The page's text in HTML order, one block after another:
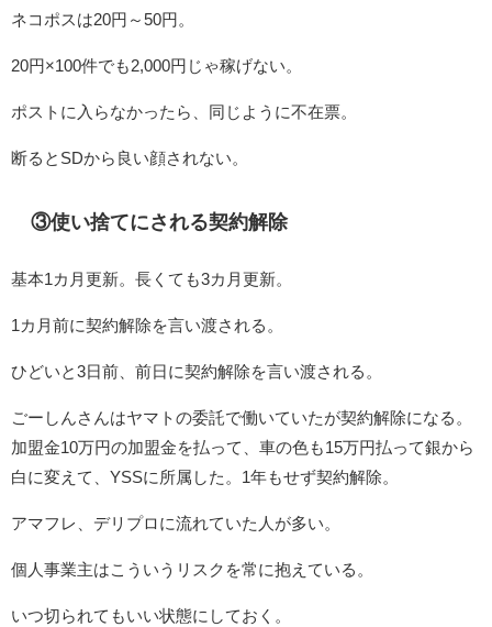
ネコポスは20円～50円。
20円×100件でも2,000円じゃ稼げない。
ポストに入らなかったら、同じように不在票。
断るとSDから良い顔されない。
③使い捨てにされる契約解除
基本1カ月更新。長くても3カ月更新。
1カ月前に契約解除を言い渡される。
ひどいと3日前、前日に契約解除を言い渡される。
ごーしんさんはヤマトの委託で働いていたが契約解除になる。
加盟金10万円の加盟金を払って、車の色も15万円払って銀から
白に変えて、YSSに所属した。1年もせず契約解除。
アマフレ、デリプロに流れていた人が多い。
個人事業主はこういうリスクを常に抱えている。
いつ切られてもいい状態にしておく。